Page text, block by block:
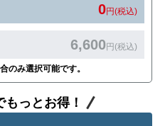
0円(税込)
6,600円(税込)
のみ選択可能です。
っとお得！